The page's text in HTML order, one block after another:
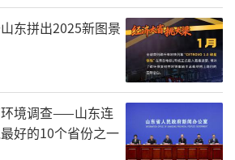
新举措。中印尼海洋科技合
引领、机制创新、联合科考、
事，系统回顾了两国长达十
程，展现了从“双边智
”的升级路径，为发展中国
供了“中国方案”。
东拼出2025新图景
境调查——山东连
好的10个省份之一